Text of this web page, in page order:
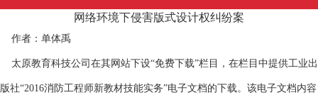
网络环境下侵害版式设计权纠纷案
作者：单体禹
太原教育科技公司 在其网站下设“免费下载”栏目 ， 在栏目中提供工业出
版社“2016消防工程师新教材技能实务”电子文档的下载。该电子文档内容